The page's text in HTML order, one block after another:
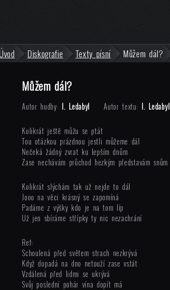
Úvod Diskografie Texty písní Můžem dál?
Můžem dál?
Autor hudby: I. Ledabyl Autor textu: I. Ledabyl
Kolikrát ještě můžu se ptát
Tou otázkou prázdnou jestli můžeme dál
Nečeká žádný zvrat ku lepším dnům
Zase nechávám průchod hezkým představám snům
Kolikrát slýchám tak už nejde to dál
Jooo na věci krásný se zapomíná
Padáme z výšky kdo je na tom líp
Už jen sbíráme střípky ty nic nezachrání
Ref:
Schoulená před světem strach nezkrývá
Když dopadá na dno netouží zase vstát
Vzdálená před lidmi se ukrývá
Svůj poslední pohár vína dopít má